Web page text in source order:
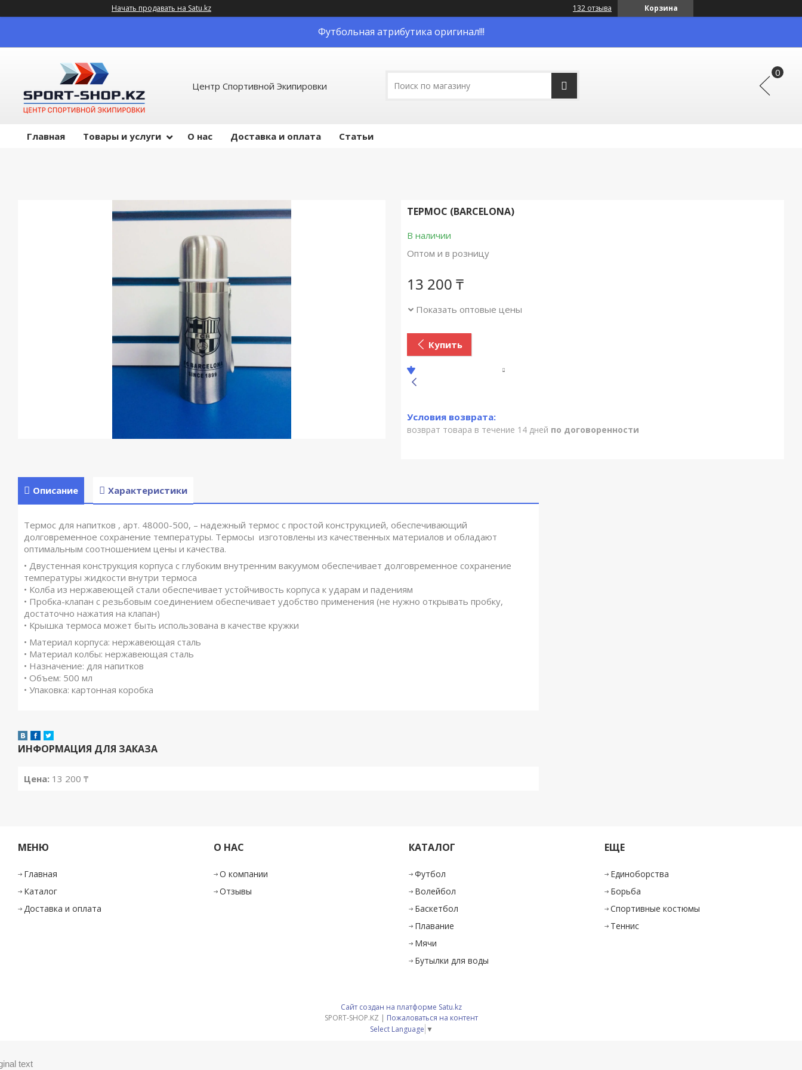
Начать продавать на Satu.kz Корзина
132 отзыва
Футбольная атрибутика оригинал!!!
Центр Спортивной Экипировки
Главная Товары и услуги О нас Доставка и оплата Статьи
ТЕРМОС (BARCELONA)
В наличии
Оптом и в розницу
13 200 ₸
Показать оптовые цены
Купить
возврат товара в течение 14 дней по договоренности
Описание Характеристики
Термос для напитков , арт. 48000-500, – надежный термос с простой конструкцией, обеспечивающий
долговременное сохранение температуры. Термосы изготовлены из качественных материалов и обладают
оптимальным соотношением цены и качества.
• Двустенная конструкция корпуса с глубоким внутренним вакуумом обеспечивает долговременное сохранение
температуры жидкости внутри термоса
• Колба из нержавеющей стали обеспечивает устойчивость корпуса к ударам и падениям
• Пробка-клапан с резьбовым соединением обеспечивает удобство применения (не нужно открывать пробку,
достаточно нажатия на клапан)
• Крышка термоса может быть использована в качестве кружки
• Материал корпуса: нержавеющая сталь
• Материал колбы: нержавеющая сталь
• Назначение: для напитков
• Объем: 500 мл
• Упаковка: картонная коробка
ИНФОРМАЦИЯ ДЛЯ ЗАКАЗА
Цена: 13 200 ₸
МЕНЮ
Главная
Каталог
Доставка и оплата
О НАС
О компании
Отзывы
КАТАЛОГ
Футбол
Волейбол
Баскетбол
Плавание
Мячи
Бутылки для воды
ЕЩЕ
Единоборства
Борьба
Спортивные костюмы
Теннис
Сайт создан на платформе Satu.kz
SPORT-SHOP.KZ | Пожаловаться на контент
Select Language ▼
text